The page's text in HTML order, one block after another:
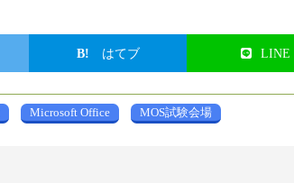
はてブ LINE
Microsoft Office
MOS試験会場